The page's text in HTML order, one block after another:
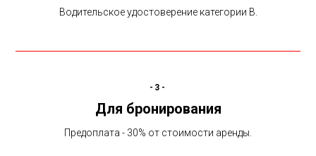
Водительское удостоверение категории В.
-3-
Для бронирования
Предоплата - 30% от стоимости аренды.